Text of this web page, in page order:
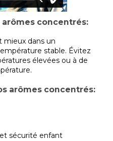
concentrés:
mieux dans un
stable. Évitez
élevées ou à de
arômes concentrés:
sécurité enfant